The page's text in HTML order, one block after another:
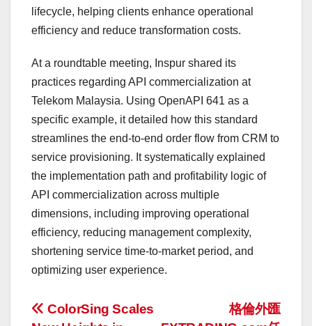
lifecycle, helping clients enhance operational
efficiency and reduce transformation costs.
At a roundtable meeting, Inspur shared its
practices regarding API commercialization at
Telekom Malaysia. Using OpenAPI 641 as a
specific example, it detailed how this standard
streamlines the end-to-end order flow from CRM to
service provisioning. It systematically explained
the implementation path and profitability logic of
API commercialization across multiple
dimensions, including improving operational
efficiency, reducing management complexity,
shortening service time-to-market period, and
optimizing user experience.
投
格倫外匯
ColorSing Scales